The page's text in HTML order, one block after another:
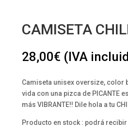
CAMISETA
28,00€ (IVA
Camiseta unisex oversize, color
vida con una pizca de PICANTE
más VIBRANTE!! Dile hola a tu
Producto en stock : podrá